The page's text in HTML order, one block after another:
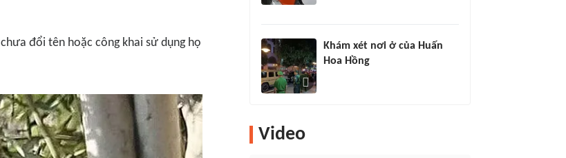
đổi tên hoặc công khai sử dụng họ
Khám xét nơi ở của Huấn
Hoa Hồng
Video